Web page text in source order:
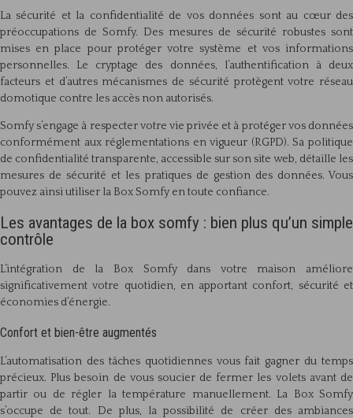
La sécurité et la confidentialité de vos données sont au cœur des
préoccupations de Somfy. Des mesures de sécurité robustes sont
mises en place pour protéger votre système et vos informations
personnelles. Le cryptage des données, l’authentification à deux
facteurs et d’autres mécanismes de sécurité protègent votre réseau
domotique contre les accès non autorisés.
Somfy s’engage à respecter votre vie privée et à protéger vos données
conformément aux réglementations en vigueur (RGPD). Sa politique
de confidentialité transparente, accessible sur son site web, détaille les
mesures de sécurité et les pratiques de gestion des données. Vous
pouvez ainsi utiliser la Box Somfy en toute confiance.
Les avantages de la box somfy : bien plus qu’un simple
contrôle
L’intégration de la Box Somfy dans votre maison améliore
significativement votre quotidien, en apportant confort, sécurité et
économies d’énergie.
Confort et bien-être augmentés
L’automatisation des tâches quotidiennes vous fait gagner du temps
précieux. Plus besoin de vous soucier de fermer les volets avant de
partir ou de régler la température manuellement. La Box Somfy
s’occupe de tout. De plus, la possibilité de créer des ambiances